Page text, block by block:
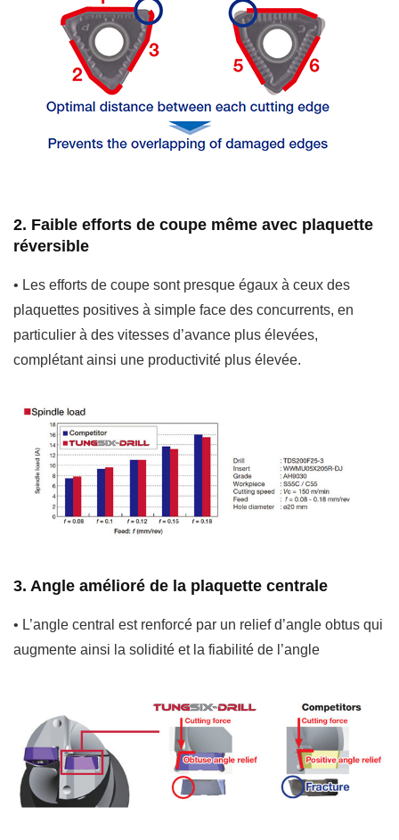
2. Faible efforts de coupe même avec plaquette
réversible
• Les efforts de coupe sont presque égaux à ceux des
plaquettes positives à simple face des concurrents, en
particulier à des vitesses d’avance plus élevées,
complétant ainsi une productivité plus élevée.
3. Angle amélioré de la plaquette centrale
• L’angle central est renforcé par un relief d’angle obtus qui
augmente ainsi la solidité et la fiabilité de l’angle